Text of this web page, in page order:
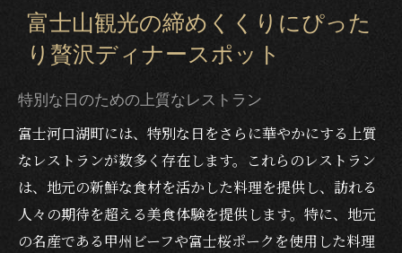
富士山観光の締めくくりにぴった
り贅沢ディナースポット
特別な日のための上質なレストラン
富士河口湖町には、特別な日をさらに華やかにする上質
なレストランが数多く存在します。これらのレストラン
は、地元の新鮮な食材を活かした料理を提供し、訪れる
人々の期待を超える美食体験を提供します。特に、地元
の名産である甲州ビーフや富士桜ポークを使用した料理